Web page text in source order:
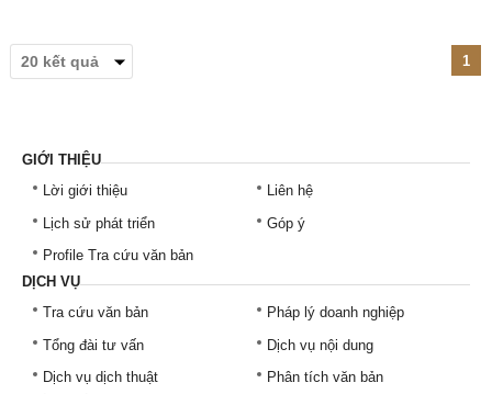
1
GIỚI THIỆU
Lời giới thiệu
Lịch sử phát triển
Profile Tra cứu văn bản
Liên hệ
Góp ý
DỊCH VỤ
Tra cứu văn bản
Tổng đài tư vấn
Dịch vụ dịch thuật
Pháp lý doanh nghiệp
Dịch vụ nội dung
Phân tích văn bản